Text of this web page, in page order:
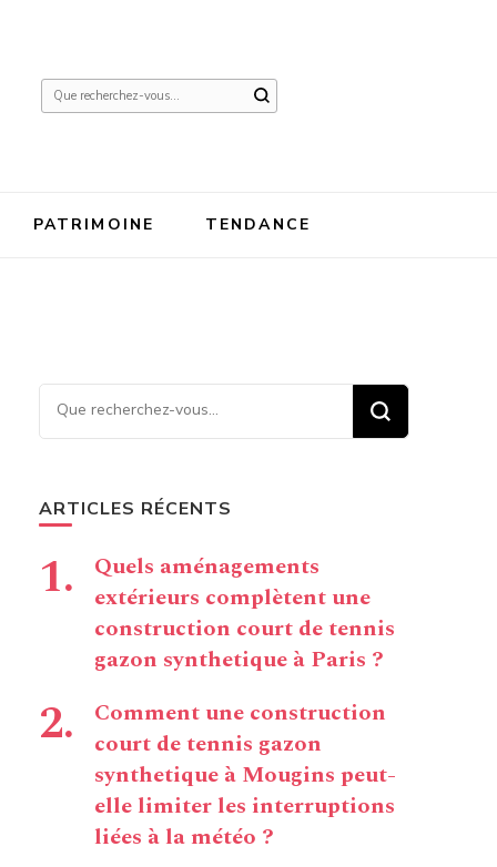
Vous
PATRIMOINE TENDANCE
Vous recherchiez quelque
chose ?
ARTICLES RÉCENTS
Quels aménagements
extérieurs complètent une
construction court de tennis
gazon synthetique à Paris ?
Comment une construction
court de tennis gazon
synthetique à Mougins peut-
elle limiter les interruptions
liées à la météo ?